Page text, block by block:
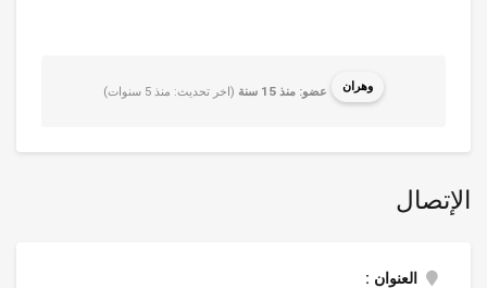
وهران عضو: منذ 15 سنة (اخر تحديث: منذ 5 سنوات)
الإتصال
العنوان :